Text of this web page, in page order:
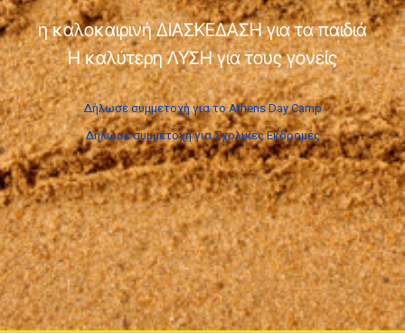
η καλοκαιρινή ΔΙΑΣΚΕΔΑΣΗ για τα παιδιά
Η καλύτερη ΛΥΣΗ για τους γονείς
Δήλωσε συμμετοχή για το Athens Day Camp
Δήλωσε συμμετοχή για Σχολικές Εκδρομές